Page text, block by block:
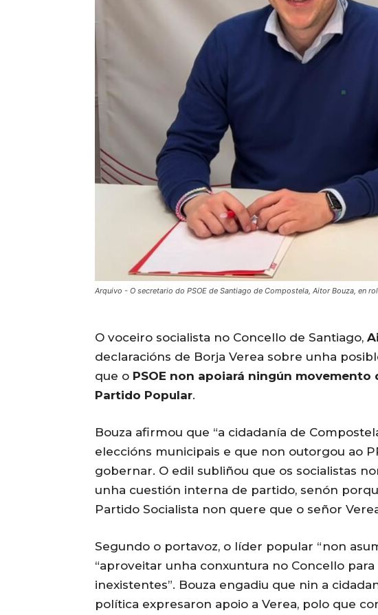
Arquivo - O secretario do PSOE de Santiago de Compostela, Aitor Bouza, en
O voceiro socialista no Concello de Santiago,
declaracións de Borja Verea sobre unha
que o PSOE non apoiará ningún
Partido Popular.
Bouza afirmou que “a cidadanía de
eleccións municipais e que non outorgou ao
gobernar. O edil subliñou que os socialistas
unha cuestión interna de partido, senón
Partido Socialista non quere que o señor
Segundo o portavoz, o líder popular “non
“aproveitar unha conxuntura no Concello
inexistentes”. Bouza engadiu que nin a
política expresaron apoio a Verea, polo que